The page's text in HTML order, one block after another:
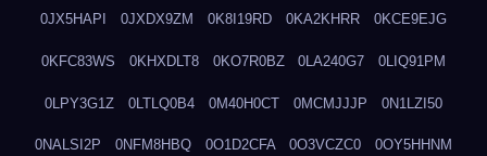
0JX5HAPI 0JXDX9ZM 0K8I19RD 0KA2KHRR 0KCE9EJG
0KFC83WS 0KHXDLT8 0KO7R0BZ 0LA240G7 0LIQ91PM
0LPY3G1Z 0LTLQ0B4 0M40H0CT 0MCMJJJP 0N1LZI50
0NALSI2P 0NFM8HBQ 0O1D2CFA 0O3VCZC0 0OY5HHNM